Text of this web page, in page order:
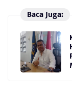
Baca Juga: